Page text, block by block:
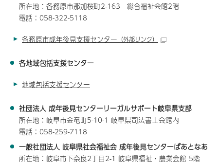
所在地：各務原市那加桜町2-163 総合福祉会館2階
電話：058-322-5118
各務原市成年後見支援センター （外部リンク）
各地域包括支援センター
地域包括支援センター
社団法人 成年後見センターリーガルサポート岐阜県支部
所在地：岐阜市金竜町5-10-1 岐阜県司法書士会館内
電話：058-259-7118
一般社団法人 岐阜県社会福祉会 成年後見センターぱあとなあ
所在地：岐阜市下奈良2丁目2-1 岐阜県福祉・農業会館 5階